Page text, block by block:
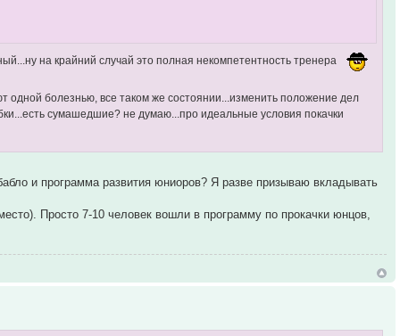
на крайний случай это полная некомпетентность тренера
одной болезнью, все таком же состоянии...изменить положение дел
сумашедшие? не думаю...про идеальные условия покачки
и программа развития юниоров? Я разве призываю вкладывать
Просто 7-10 человек вошли в программу по прокачки юнцов,